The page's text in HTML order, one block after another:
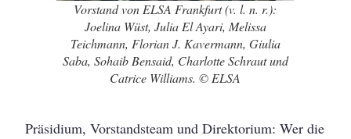
Vorstand von ELSA Frankfurt (v. l. n. r.):
Joelina Wüst, Julia El Ayari, Melissa
Teichmann, Florian J. Kavermann, Giulia
Saba, Sohaib Bensaid, Charlotte Schraut und
Catrice Williams. © ELSA
Präsidium, Vorstandsteam und Direktorium: Wer die